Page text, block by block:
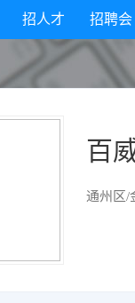
招人才 招聘会
百
通州区/